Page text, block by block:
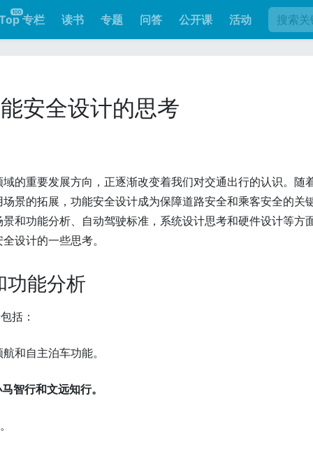
专栏 读书 专题 问答 公开课 活动
安全设计的思考
的重要发展方向，正逐渐改变着我们对交通出行的认识。随
景的拓展，功能安全设计成为保障道路安全和乘客安全的关
和功能分析、自动驾驶标准，系统设计思考和硬件设计等方
设计的一些思考。
功能分析
括：
和自主泊车功能。
智行和文远知行。